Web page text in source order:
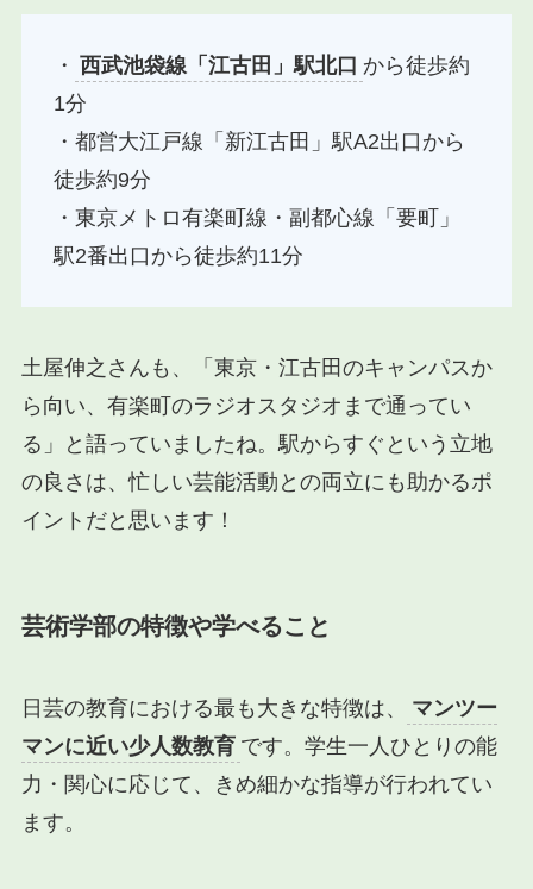
・ 西武池袋線「江古田」駅北口 から徒歩約
1分
・都営大江戸線「新江古田」駅A2出口から
徒歩約9分
・東京メトロ有楽町線・副都心線「要町」
駅2番出口から徒歩約11分
土屋伸之さんも、「東京・江古田のキャンパスか
ら向い、有楽町のラジオスタジオまで通ってい
る」と語っていましたね。駅からすぐという立地
の良さは、忙しい芸能活動との両立にも助かるポ
イントだと思います！
芸術学部の特徴や学べること
日芸の教育における最も大きな特徴は、
マンツー
マンに近い少人数教育 です。学生一人ひとりの能
力・関心に応じて、きめ細かな指導が行われてい
ます。